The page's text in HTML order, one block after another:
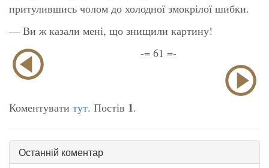
притулившись чолом до холодної змокрілої шибки.
— Ви ж казали мені, що знищили картину!
-= 61 =-
Коментувати тут. Постів 1.
Останній коментар